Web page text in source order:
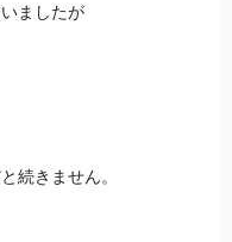
ましたが
続きません。